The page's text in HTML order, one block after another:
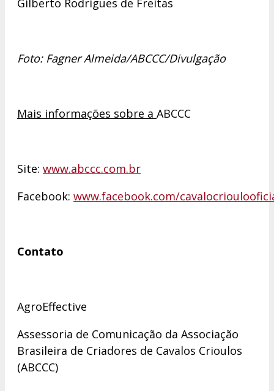
Gilberto Rodrigues de Freitas
Foto: Fagner Almeida/ABCCC/Divulgação
Mais informações sobre a ABCCC
Site: www.abccc.com.br
Facebook: www.facebook.com/
Contato
AgroEffective
Assessoria de Comunicação da Associação
Brasileira de Criadores de Cavalos Crioulos
(ABCCC)